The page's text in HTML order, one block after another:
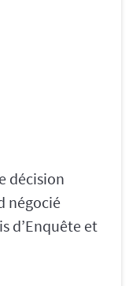
décision
négocié
d’Enquête et